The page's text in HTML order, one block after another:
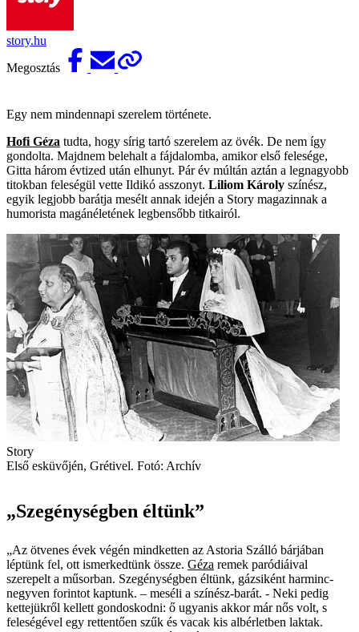
story.hu
Megosztás
Egy nem mindennapi szerelem története.
Hofi Géza tudta, hogy sírig tartó szerelem az övék. De nem így
gondolta. Majdnem belehalt a fájdalomba, amikor első felesége,
Gitta három évtized után elhunyt. Pár év múltán aztán a legnagyobb
titokban feleségül vette Ildikó asszonyt. Liliom Károly színész,
egyik legjobb barátja mesélt annak idején a Story magazinnak a
humorista magánéletének legbensőbb titkairól.
Story
Első esküvőjén, Grétivel. Fotó: Archív
„Szegénységben éltünk”
„Az ötvenes évek végén mindketten az Astoria Szálló bárjában
léptünk fel, ott ismerkedtünk össze. Géza remek paródiáival
szerepelt a műsorban. Szegénységben éltünk, gázsiként harminc-
negyven forintot kaptunk. – meséli a színész-barát. - Neki pedig
kettejükről kellett gondoskodni: ő ugyanis akkor már nős volt, s
feleségével egy rettentően szűk és vacak kis albérletben laktak.